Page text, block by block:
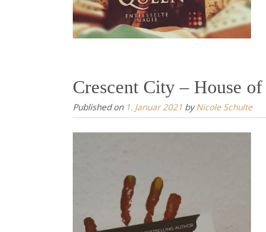
Crescent City – House
Published on 1. Januar 2021 byNicole Schulte